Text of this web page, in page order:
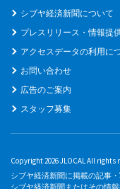
シブヤ経済新聞について
プレスリリース・情報提
アクセスデータの利用に
お問い合わせ
広告のご案内
スタッフ募集
Copyright 2026 JLOCAL All rights
シブヤ経済新聞に掲載の記事
シブヤ経済新聞またはその情報